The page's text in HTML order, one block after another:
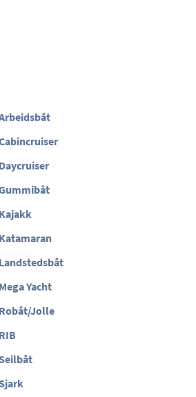
Daycruiser
Kajakk
Katamaran
Landstedsbåt
Mega Yacht
Robåt/Jolle
RIB